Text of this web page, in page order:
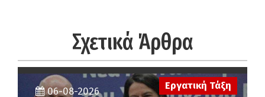
Σχετικά Άρθρα
Εργατική Τάξη
06-08-2026